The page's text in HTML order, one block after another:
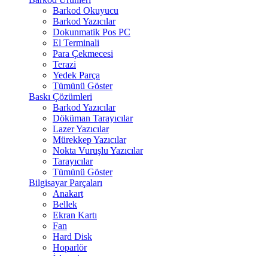
Barkod Okuyucu
Barkod Yazıcılar
Dokunmatik Pos PC
El Terminali
Para Çekmecesi
Terazi
Yedek Parça
Tümünü Göster
Baskı Çözümleri
Barkod Yazıcılar
Döküman Tarayıcılar
Lazer Yazıcılar
Mürekkep Yazıcılar
Nokta Vuruşlu Yazıcılar
Tarayıcılar
Tümünü Göster
Bilgisayar Parçaları
Anakart
Bellek
Ekran Kartı
Fan
Hard Disk
Hoparlör